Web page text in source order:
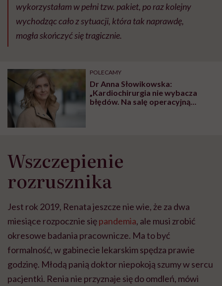
wykorzystałam w pełni tzw. pakiet, po raz kolejny
wychodząc cało z sytuacji, która tak naprawdę,
mogła skończyć się tragicznie.
POLECAMY
Dr Anna Słowikowska:
„Kardiochirurgia nie wybacza
błędów. Na salę operacyjną
Wszczepienie
rozrusznika
Jest rok 2019, Renata jeszcze nie wie, że za dwa
miesiące rozpocznie siępandemia, ale musi zrobić
okresowe badania pracownicze. Ma to być
formalność, w gabinecie lekarskim spędza prawie
godzinę. Młodą panią doktor niepokoją szumy w sercu
pacjentki. Renia nie przyznaje się do omdleń, mówi